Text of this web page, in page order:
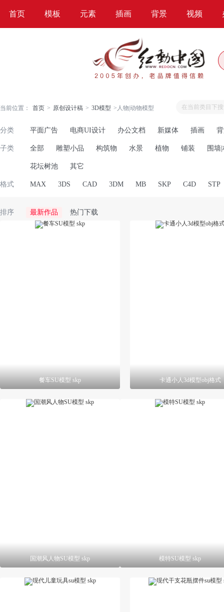
首页 模板 元素 插画 背景 视频
当前位置： 首页 > 原创设计稿 > 3D模型 > 人物|动物模型
分类 平面广告 电商UI设计 办公文档 新媒体 插画
子类 全部 雕塑小品 构筑物 水景 植物 铺装 围墙
花坛树池 其它
格式 MAX 3DS CAD 3DM MB SKP C4D STP
排序 最新作品 热门下载
餐车SU模型 skp 卡通小人3d模型obj格式
国潮风人物SU模型 skp 模特SU模型 skp